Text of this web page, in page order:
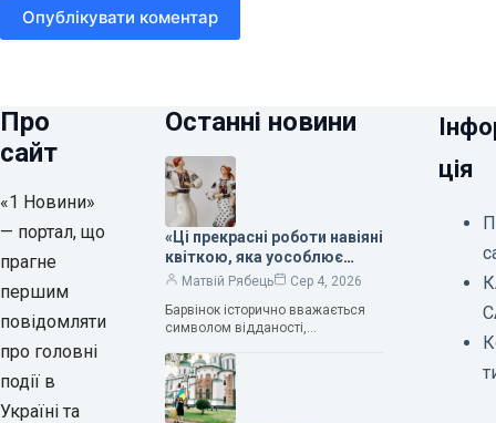
Опублікувати коментар
Про
сайт
«1 Новини»
— портал, що
прагне
першим
повідомляти
про головні
події в
Україні та
Останні новини
«Ці прекрасні роботи навіяні
квіткою, яка уособлює
нескінченне кохання», —
Людмила Карпінська-
Романюк
Матвій Рябець
Сер 4, 2026
Барвінок історично вважається
символом відданості,
та тривалого подружнього союзу.
Саме тому ця рослина надихала і
продовжує надихати митців на
ція